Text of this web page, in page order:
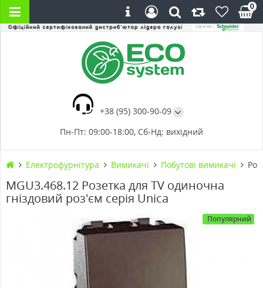
+38 (95) 300-90-09
Пн-Пт: 09:00-18:00, Сб-Нд: вихідний
0
Електрофурнітура Вимикачі Побутові вимикачі
MGU3.468.12 Розетка для TV одиночна
гніздовий роз'єм серія Unica
Популярний